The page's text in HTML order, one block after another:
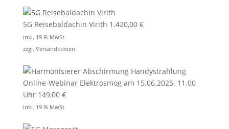
5G Reisebaldachin Virith 1.420,00 €
inkl. 19 % MwSt.
zzgl. Versandkosten
Online-Webinar Elektrosmog am 15.06.2025. 11.00
Uhr 149,00 €
inkl. 19 % MwSt.